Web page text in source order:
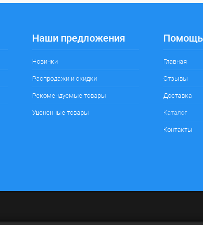
Наши предложения
Новинки
Распродажи и скидки
Рекомендуемые товары
Уцененные товары
Помощь
Главная
Отзывы
Доставка
Каталог
Контакты